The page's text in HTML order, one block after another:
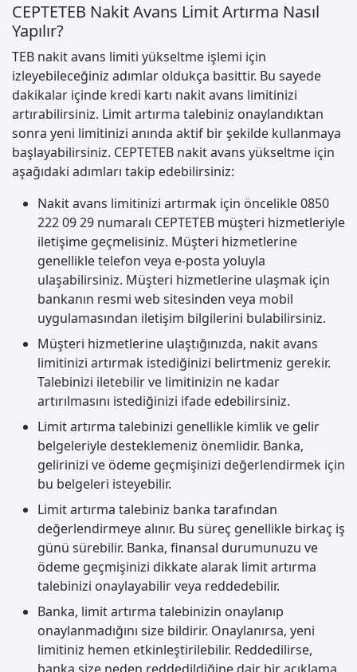
CEPTETEB Nakit Avans Limit Artırma Nasıl
Yapılır?
TEB nakit avans limiti yükseltme işlemi için
izleyebileceğiniz adımlar oldukça basittir. Bu sayede
dakikalar içinde kredi kartı nakit avans limitinizi
artırabilirsiniz. Limit artırma talebiniz onaylandıktan
sonra yeni limitinizi anında aktif bir şekilde kullanmaya
başlayabilirsiniz. CEPTETEB nakit avans yükseltme için
aşağıdaki adımları takip edebilirsiniz:
Nakit avans limitinizi artırmak için öncelikle 0850
222 09 29 numaralı CEPTETEB müşteri hizmetleriyle
iletişime geçmelisiniz. Müşteri hizmetlerine
genellikle telefon veya e-posta yoluyla
ulaşabilirsiniz. Müşteri hizmetlerine ulaşmak için
bankanın resmi web sitesinden veya mobil
uygulamasından iletişim bilgilerini bulabilirsiniz.
Müşteri hizmetlerine ulaştığınızda, nakit avans
limitinizi artırmak istediğinizi belirtmeniz gerekir.
Talebinizi iletebilir ve limitinizin ne kadar
artırılmasını istediğinizi ifade edebilirsiniz.
Limit artırma talebinizi genellikle kimlik ve gelir
belgeleriyle desteklemeniz önemlidir. Banka,
gelirinizi ve ödeme geçmişinizi değerlendirmek için
bu belgeleri isteyebilir.
Limit artırma talebiniz banka tarafından
değerlendirmeye alınır. Bu süreç genellikle birkaç iş
günü sürebilir. Banka, finansal durumunuzu ve
ödeme geçmişinizi dikkate alarak limit artırma
talebinizi onaylayabilir veya reddedebilir.
Banka, limit artırma talebinizin onaylanıp
onaylanmadığını size bildirir. Onaylanırsa, yeni
limitiniz hemen etkinleştirilebilir. Reddedilirse,